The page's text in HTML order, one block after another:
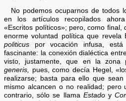
No podemos ocuparnos de todos
en los artículos recopilados
«Escritos políticos»; pero, como final,
enorme voluntad política que revela
politicus por vocación infusa,
fascinante: la conexión dialéctica
visto, justamente, que en la zona
generis, pues, como decía Hegel,
realizarse; basta para ello que
mismo alcancen o no realidad; pero
contrario, sólo se llama Estado y